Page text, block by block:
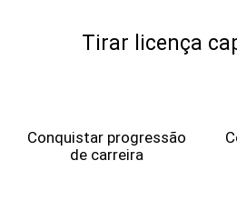
Tirar licença
Conquistar progressão
de carreira